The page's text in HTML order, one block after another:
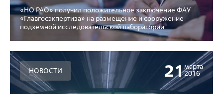
«НО РАО» получил положительное заключение ФАУ
«Главгосэкпертиза» на размещение и сооружение
подземной исследовательской лаборатории
НОВОСТИ 21марта
2016